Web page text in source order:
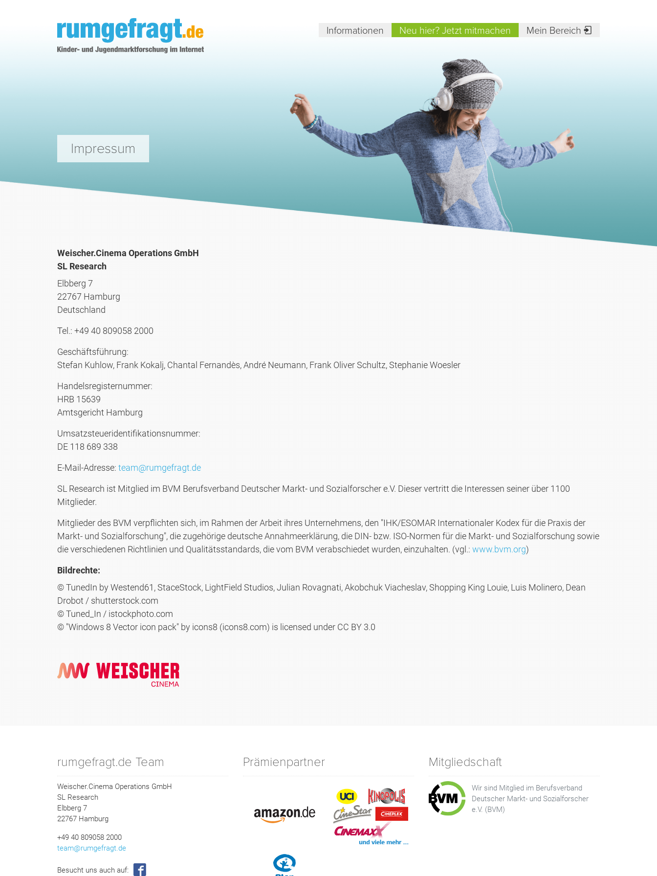
Informationen Neu hier? Jetzt mitmachen Mein Bereich
Impressum
Weischer.Cinema Operations GmbH
SL Research
Elbberg 7
22767 Hamburg
Deutschland
Tel.: +49 40 809058 2000
Geschäftsführung:
Stefan Kuhlow, Frank Kokalj, Chantal Fernandès, André Neumann, Frank Oliver Schultz, Stephanie Woesler
Handelsregisternummer:
HRB 15639
Amtsgericht Hamburg
Umsatzsteueridentifikationsnummer:
DE 118 689 338
E-Mail-Adresse:team@rumgefragt.de
SL Research ist Mitglied im BVM Berufsverband Deutscher Markt- und Sozialforscher e.V. Dieser vertritt die Interessen seiner über 1100
Mitglieder.
Mitglieder des BVM verpflichten sich, im Rahmen der Arbeit ihres Unternehmens, den "IHK/ESOMAR Internationaler Kodex für die Praxis der
Markt- und Sozialforschung", die zugehörige deutsche Annahmeerklärung, die DIN- bzw. ISO-Normen für die Markt- und Sozialforschung sowie
die verschiedenen Richtlinien und Qualitätsstandards, die vom BVM verabschiedet wurden, einzuhalten. (vgl.:www.bvm.org)
Bildrechte:
© TunedIn by Westend61, StaceStock, LightField Studios, Julian Rovagnati, Akobchuk Viacheslav, Shopping King Louie, Luis Molinero, Dean
Drobot / shutterstock.com
© Tuned_In / istockphoto.com
© "Windows 8 Vector icon pack" by icons8 (icons8.com) is licensed under CC BY 3.0
rumgefragt.de Team
Weischer.Cinema Operations GmbH
SL Research
Elbberg 7
22767 Hamburg
+49 40 809058 2000
team@rumgefragt.de
Besucht uns auch auf:
Prämienpartner Mitgliedschaft
Wir sind Mitglied im Berufsverband
Deutscher Markt- und Sozialforscher
e.V. (BVM)